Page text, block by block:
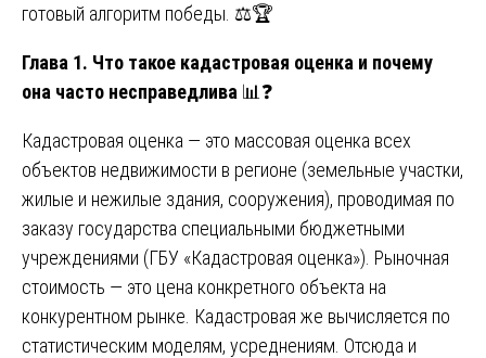
готовый алгоритм победы. ⚖️🏆
Глава 1. Что такое кадастровая оценка и почему
она часто несправедлива 📊❓
Кадастровая оценка — это массовая оценка всех
объектов недвижимости в регионе (земельные участки,
жилые и нежилые здания, сооружения), проводимая по
заказу государства специальными бюджетными
учреждениями (ГБУ «Кадастровая оценка»). Рыночная
стоимость — это цена конкретного объекта на
конкурентном рынке. Кадастровая же вычисляется по
статистическим моделям, усреднениям. Отсюда и